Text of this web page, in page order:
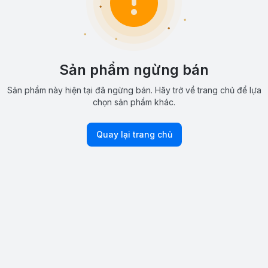
Sản phẩm ngừng bán
Sản phẩm này hiện tại đã ngừng bán. Hãy trở về trang chủ để lựa
chọn sản phẩm khác.
Quay lại trang chủ